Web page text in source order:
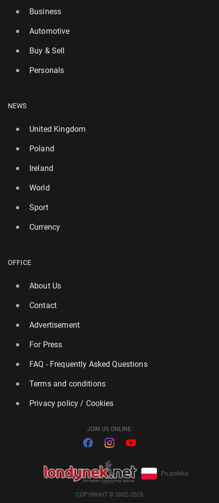
Business
Automotive
Buy & Sell
Personals
NEWS
United Kingdom
Poland
Ireland
World
Sport
Currency
OFFICE
About Us
Contact
Advertisement
For Press
FAQ - Frequently Asked Questions
Terms and conditions
Privacy policy / Cookies
JOIN US ONLINE:
Po polsku
COPYRIGHT © 2002-2026